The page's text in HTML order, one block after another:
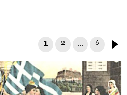
1 2 … 6